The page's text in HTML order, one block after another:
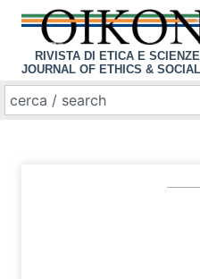
RIVISTA DI ETICA E
JOURNAL OF ETHICS &